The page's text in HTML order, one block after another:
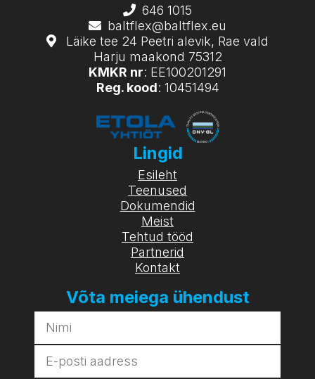
646 1015
baltflex@baltflex.eu
Läike tee 24 Peetri alevik, Rae vald
Harju maakond 75312
KMKR nr: EE100201291
Reg. kood: 10451494
Lingid
Esileht
Teenused
Dokumendid
Meist
Tehtud tööd
Partnerid
Kontakt
Võta meiega ühendust